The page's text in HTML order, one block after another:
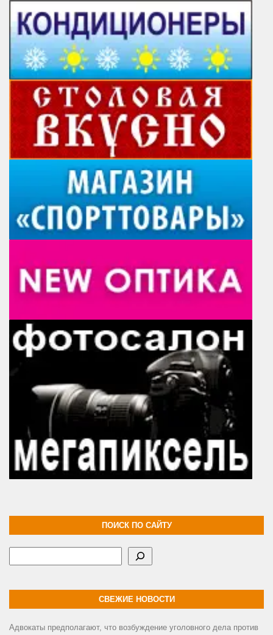
ПОИСК ПО САЙТУ
СВЕЖИЕ НОВОСТИ
Адвокаты предполагают, что возбуждение уголовного дела против